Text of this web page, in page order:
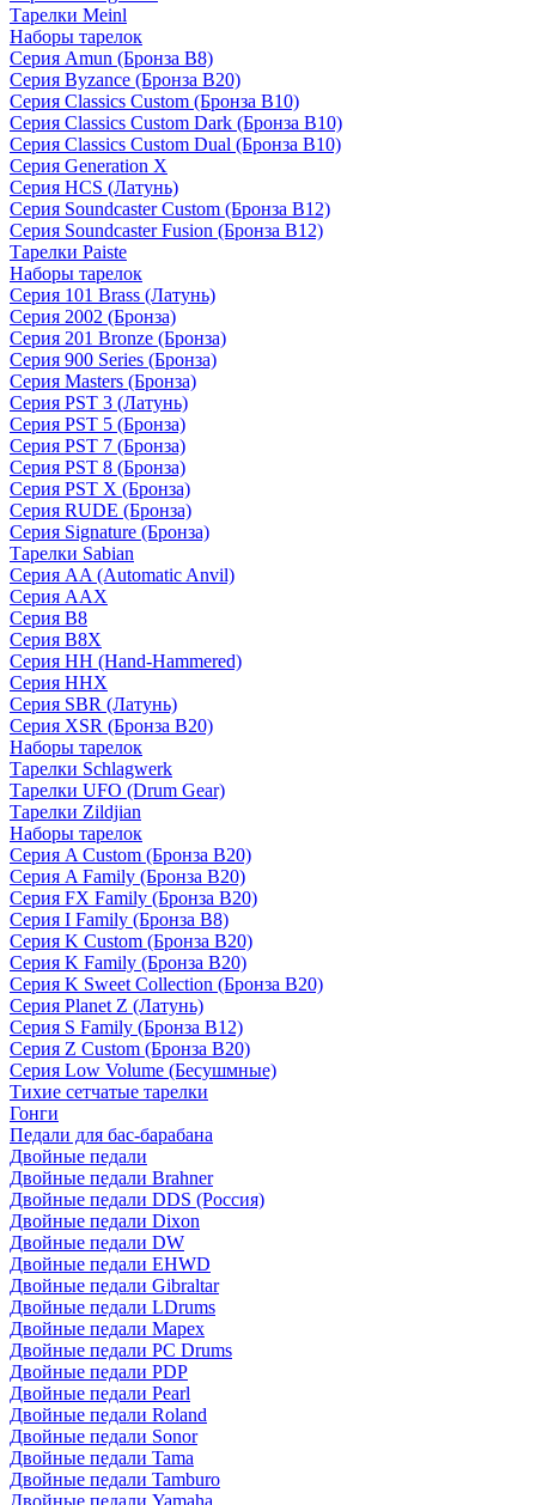
Тарелки Meinl
Наборы тарелок
Серия Amun (Бронза B8)
Серия Byzance (Бронза B20)
Серия Classics Custom (Бронза B10)
Серия Classics Custom Dark (Бронза B10)
Серия Classics Custom Dual (Бронза B10)
Серия Generation X
Серия HCS (Латунь)
Серия Soundcaster Custom (Бронза B12)
Серия Soundcaster Fusion (Бронза B12)
Тарелки Paiste
Наборы тарелок
Серия 101 Brass (Латунь)
Серия 2002 (Бронза)
Серия 201 Bronze (Бронза)
Серия 900 Series (Бронза)
Серия Masters (Бронза)
Серия PST 3 (Латунь)
Серия PST 5 (Бронза)
Серия PST 7 (Бронза)
Серия PST 8 (Бронза)
Серия PST X (Бронза)
Серия RUDE (Бронза)
Серия Signature (Бронза)
Тарелки Sabian
Серия AA (Automatic Anvil)
Серия AAX
Серия B8
Серия B8X
Серия HH (Hand-Hammered)
Серия HHX
Серия SBR (Латунь)
Серия XSR (Бронза B20)
Наборы тарелок
Тарелки Schlagwerk
Тарелки UFO (Drum Gear)
Тарелки Zildjian
Наборы тарелок
Серия A Custom (Бронза B20)
Серия A Family (Бронза B20)
Серия FX Family (Бронза B20)
Серия I Family (Бронза B8)
Серия K Custom (Бронза B20)
Серия K Family (Бронза B20)
Серия K Sweet Collection (Бронза B20)
Серия Planet Z (Латунь)
Серия S Family (Бронза B12)
Серия Z Custom (Бронза B20)
Серия Low Volume (Бесушмные)
Тихие сетчатые тарелки
Гонги
Педали для бас-барабана
Двойные педали
Двойные педали Brahner
Двойные педали DDS (Россия)
Двойные педали Dixon
Двойные педали DW
Двойные педали EHWD
Двойные педали Gibraltar
Двойные педали LDrums
Двойные педали Mapex
Двойные педали PC Drums
Двойные педали PDP
Двойные педали Pearl
Двойные педали Roland
Двойные педали Sonor
Двойные педали Tama
Двойные педали Tamburo
Двойные педали Yamaha